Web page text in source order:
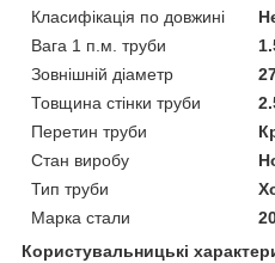
Класифікація по довжині
Вага 1 п.м. труби
Зовнішній діаметр
Товщина стінки труби
Перетин труби
Стан виробу
Тип труби
Марка стали
Користувальницькі